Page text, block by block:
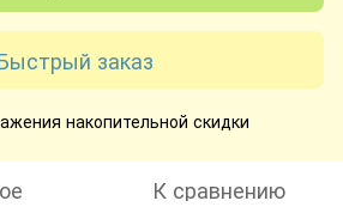
заказ
накопительной скидки
К сравнению